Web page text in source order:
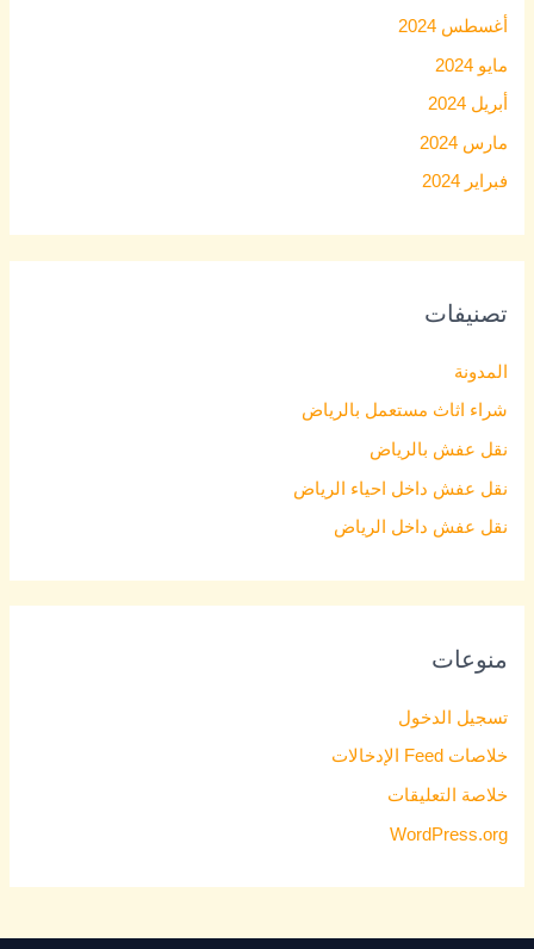
أغسطس 2024
مايو 2024
أبريل 2024
مارس 2024
فبراير 2024
تصنيفات
المدونة
شراء اثاث مستعمل بالرياض
نقل عفش بالرياض
نقل عفش داخل احياء الرياض
نقل عفش داخل الرياض
منوعات
تسجيل الدخول
خلاصات Feed الإدخالات
خلاصة التعليقات
WordPress.org